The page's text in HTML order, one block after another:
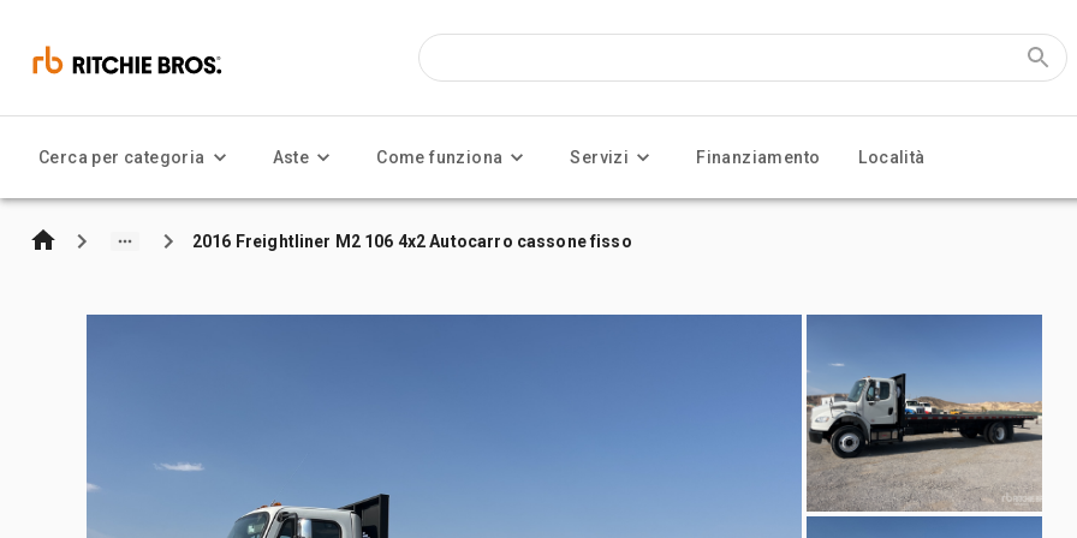
Cerca per categoria Aste Come funziona Servizi Finanziamento Località
2016 Freightliner M2 106 4x2 Autocarro cassone fisso